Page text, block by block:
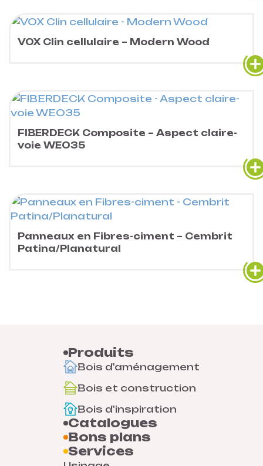
VOX Clin cellulaire – Modern Wood
FIBERDECK Composite – Aspect claire-
voie WEO35
Panneaux en Fibres-ciment – Cembrit
Patina/Planatural
Produits
Bois d'aménagement
Bois et construction
Bois d'inspiration
Catalogues
Bons plans
Services